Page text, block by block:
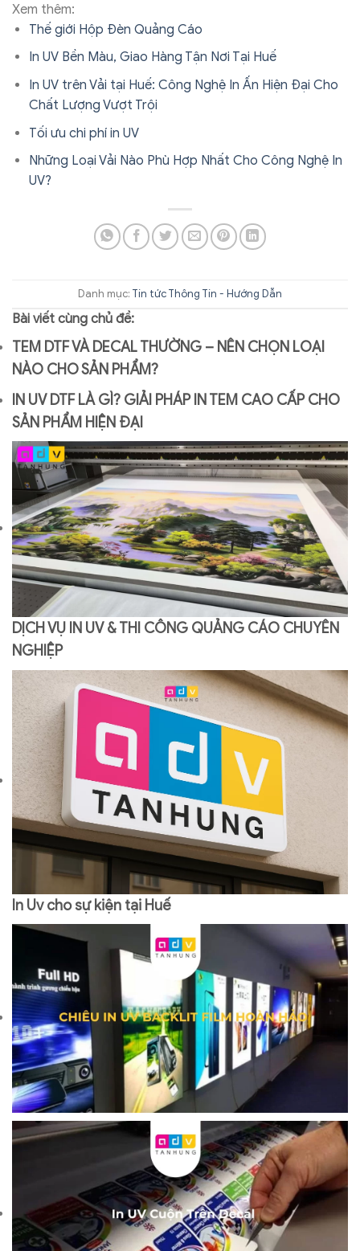
Xem thêm:
Thế giới Hộp Đèn Quảng Cáo
In UV Bền Màu, Giao Hàng Tận Nơi Tại Huế
In UV trên Vải tại Huế: Công Nghệ In Ấn Hiện Đại Cho
Chất Lượng Vượt Trội
Tối ưu chi phí in UV
Những Loại Vải Nào Phù Hợp Nhất Cho Công Nghệ In
UV?
Danh mục: Tin tứcThông Tin - Hướng Dẫn
Bài viết cùng chủ đề:
TEM DTF VÀ DECAL THƯỜNG – NÊN CHỌN LOẠI
NÀO CHO SẢN PHẨM?
IN UV DTF LÀ GÌ? GIẢI PHÁP IN TEM CAO CẤP CHO
SẢN PHẨM HIỆN ĐẠI
DỊCH VỤ IN UV & THI CÔNG QUẢNG CÁO CHUYÊN
NGHIỆP
In Uv cho sự kiện tại Huế